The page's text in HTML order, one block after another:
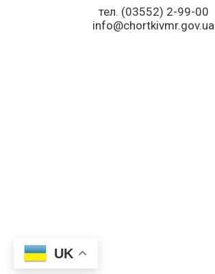
тел. (03552) 2-99-00
info@chortkivmr.gov.ua
UK